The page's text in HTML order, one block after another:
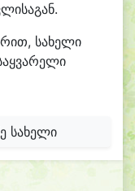
სახელი
სახელი